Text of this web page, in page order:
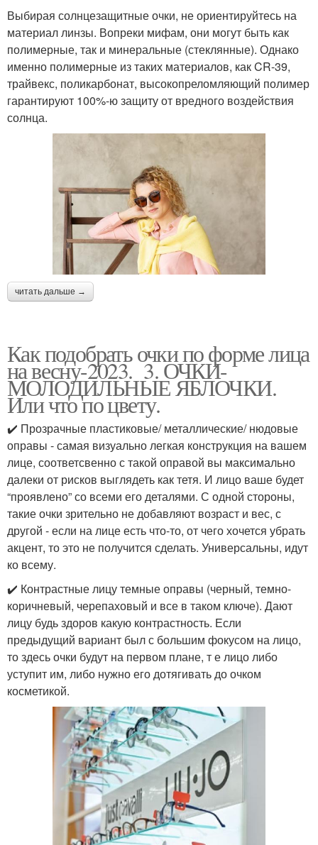
Выбирая солнцезащитные очки, не ориентируйтесь на
материал линзы. Вопреки мифам, они могут быть как
полимерные, так и минеральные (стеклянные). Однако
именно полимерные из таких материалов, как CR-39,
трайвекс, поликарбонат, высокопреломляющий полимер
гарантируют 100%-ю защиту от вредного воздействия
солнца.
читать дальше →
Как подобрать очки по форме лица
на весну-2023. 3. ОЧКИ-
МОЛОДИЛЬНЫЕ ЯБЛОЧКИ.
Или что по цвету.
✔️ Прозрачные пластиковые/ металлические/ нюдовые
оправы - самая визуально легкая конструкция на вашем
лице, соответсвенно с такой оправой вы максимально
далеки от рисков выглядеть как тетя. И лицо ваше будет
“проявлено” со всеми его деталями. С одной стороны,
такие очки зрительно не добавляют возраст и вес, с
другой - если на лице есть что-то, от чего хочется убрать
акцент, то это не получится сделать. Универсальны, идут
ко всему.
✔️ Контрастные лицу темные оправы (черный, темно-
коричневый, черепаховый и все в таком ключе). Дают
лицу будь здоров какую контрастность. Если
предыдущий вариант был с большим фокусом на лицо,
то здесь очки будут на первом плане, т е лицо либо
уступит им, либо нужно его дотягивать до очком
косметикой.